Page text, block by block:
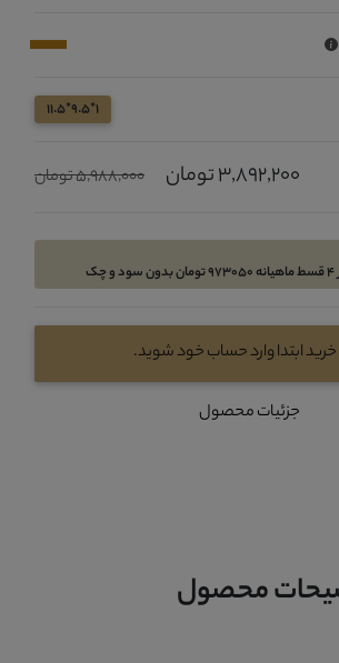
3,892,200 تومان 5,988,000 تومان
خرید ابتدا وارد حساب خود شوید.
جزئیات محصول
محصول